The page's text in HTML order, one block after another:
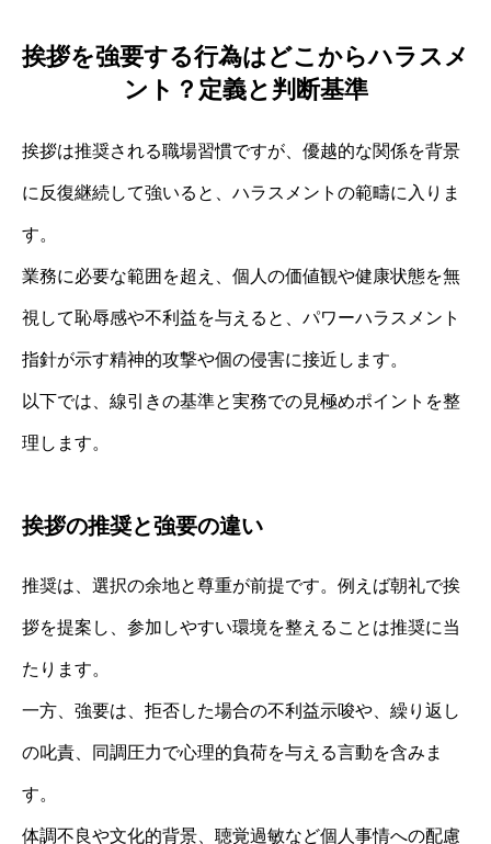
挨拶を強要する行為はどこからハラスメ
ント？定義と判断基準
挨拶は推奨される職場習慣ですが、優越的な関係を背景
に反復継続して強いると、ハラスメントの範疇に入りま
す。
業務に必要な範囲を超え、個人の価値観や健康状態を無
視して恥辱感や不利益を与えると、パワーハラスメント
指針が示す精神的攻撃や個の侵害に接近します。
以下では、線引きの基準と実務での見極めポイントを整
理します。
挨拶の推奨と強要の違い
推奨は、選択の余地と尊重が前提です。例えば朝礼で挨
拶を提案し、参加しやすい環境を整えることは推奨に当
たります。
一方、強要は、拒否した場合の不利益示唆や、繰り返し
の叱責、同調圧力で心理的負荷を与える言動を含みま
す。
体調不良や文化的背景、聴覚過敏など個人事情への配慮